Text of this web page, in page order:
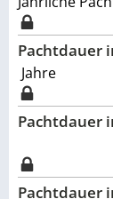
Pachtdauer
Jahre
Pachtdauer
Pachtdauer